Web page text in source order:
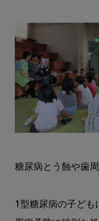
糖尿病とう蝕や歯
1型糖尿病の子ども